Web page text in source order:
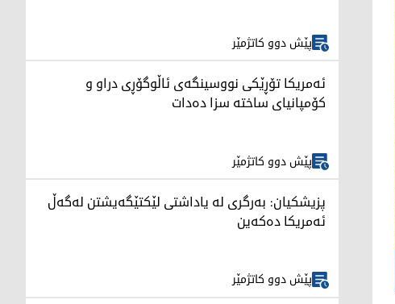
پێش دوو کاتژمێر
ئەمریکا تۆڕێکی نووسینگەی ئاڵوگۆڕی دراو و
کۆمپانیای ساختە سزا دەدات
پێش دوو کاتژمێر
پزیشکیان: بەرگری لە یاداشتی لێکتێگەیشتن لەگەڵ
ئەمریکا دەکەین
پێش دوو کاتژمێر